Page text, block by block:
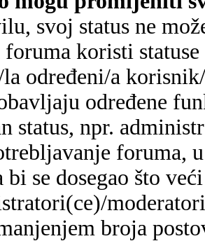
svoj status ne
foruma koristi
la određeni/a
određene
status, npr.
foruma,
bi se dosegao što
broja